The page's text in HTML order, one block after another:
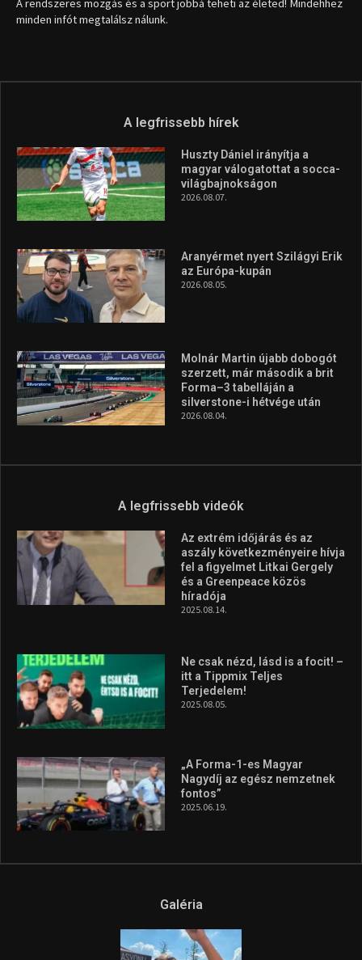
A rendszeres mozgás és a sport jobbá teheti az életed! Mindehhez
minden infót megtalálsz nálunk.
A legfrissebb hírek
Huszty Dániel irányítja a
magyar válogatottat a socca-
világbajnokságon
2026.08.07.
Aranyérmet nyert Szilágyi Erik
az Európa-kupán
2026.08.05.
Molnár Martin újabb dobogót
szerzett, már második a brit
Forma–3 tabelláján a
silverstone-i hétvége után
2026.08.04.
A legfrissebb videók
Az extrém időjárás és az
aszály következményeire hívja
fel a figyelmet Litkai Gergely
és a Greenpeace közös
híradója
2025.08.14.
Ne csak nézd, lásd is a focit! –
itt a Tippmix Teljes
Terjedelem!
2025.08.05.
„A Forma-1-es Magyar
Nagydíj az egész nemzetnek
fontos”
2025.06.19.
Galéria